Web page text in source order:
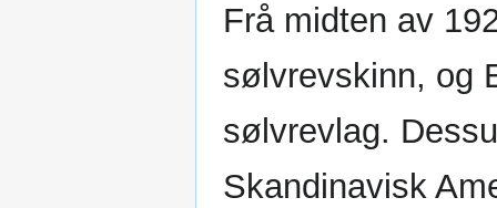
Frå midten av
sølvrevskinn, og
sølvrevlag.
Skandinavisk